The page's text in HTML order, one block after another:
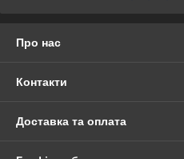
Про нас
Контакти
Доставка та оплата